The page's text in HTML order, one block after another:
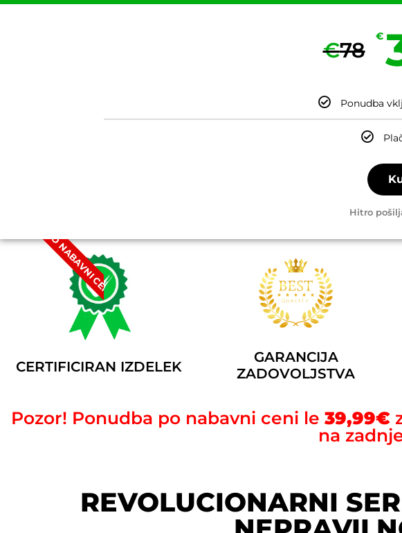
€78
€
Ponudba
Hitro
PO NABAVNI CENI
CERTIFICIRAN IZDELEK
GARANCIJA
ZADOVOLJSTVA
Pozor! Ponudba po nabavni ceni le 39,99€
na
REVOLUCIONARNI